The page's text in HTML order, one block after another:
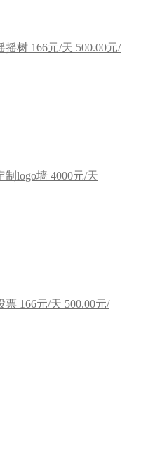
摇树 166元/天 500.00元/
制logo墙 4000元/天
票 166元/天 500.00元/